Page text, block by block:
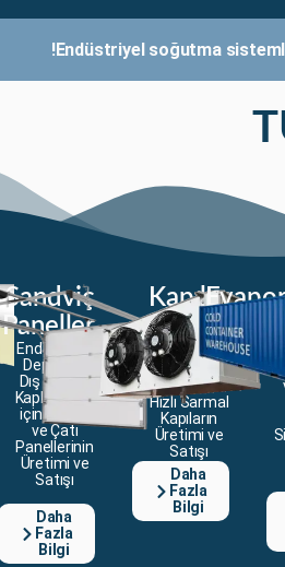
Endüstriyel soğutma
Sandviç
Paneller
Endüstriyel
Depoların
Dış ve Çatı
Kaplamaları
için Cephe
ve Çatı
Panellerinin
Üretimi ve
Satışı
Daha
Fazla
Bilgi
Kapılar
Endüstriyel
Depolar için
Kesitsel,
Ofis-
Hizmet ve
Hızlı Sarmal
Kapıların
Üretimi ve
Satışı
Daha
Fazla
Bilgi